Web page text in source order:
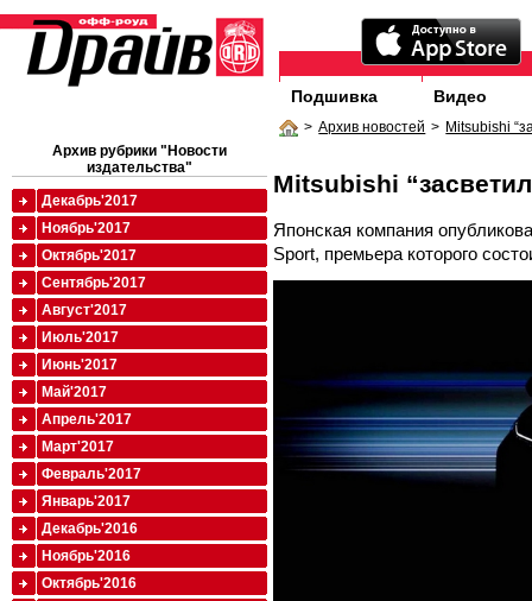
Подшивка Видео
> Архив новостей > Mitsubishi
Mitsubishi
Японская компания
Sport, премьера которого
Архив рубрики "Новости
издательства"
Декабрь'2017
Ноябрь'2017
Октябрь'2017
Сентябрь'2017
Август'2017
Июль'2017
Июнь'2017
Май'2017
Апрель'2017
Март'2017
Февраль'2017
Январь'2017
Декабрь'2016
Ноябрь'2016
Октябрь'2016